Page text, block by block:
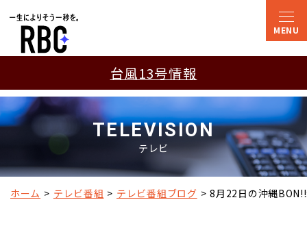
台風13号情報
TELEVISION
テレビ
ホーム テレビ番組 テレビ番組ブログ 8月22日の沖縄